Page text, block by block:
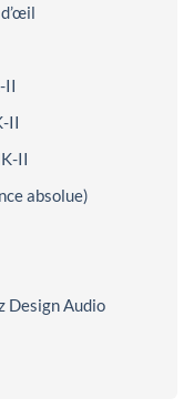
II
II
II
absolue)
Design Audio